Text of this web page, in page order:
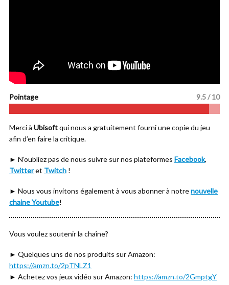
Pointage 9.5 / 10
Merci à Ubisoftqui nous a gratuitement fourni une copie du jeu
afin d’en faire la critique.
► N’oubliez pas de nous suivre sur nos plateformes Facebook,
Twitteret Twitch !
► Nous vous invitons également à vous abonner à notrenouvelle
chaine Youtube!
Vous voulez soutenir la chaîne?
► Quelques uns de nos produits sur Amazon:
https://amzn.to/2pTNLZ1
► Achetez vos jeux vidéo sur Amazon: https://amzn.to/2GmptgY